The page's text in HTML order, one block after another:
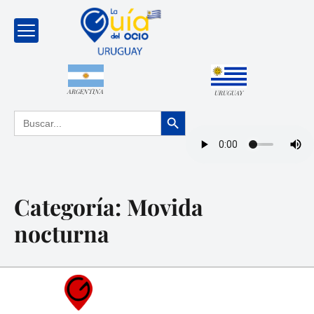
ARGENTINA URUGUAY
Buscar: Botón de búsqueda
Categoría: Movida
nocturna